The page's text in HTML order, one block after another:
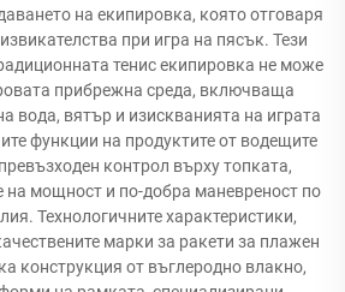
на екипировка, която отговаря
при игра на пясък. Тези
тенис екипировка не може
прибрежна среда, включваща
вода, вятър и изискванията на играта
функции на продуктите от водещите
контрол върху топката,
на мощност и по-добра маневреност по
Технологичните характеристики,
марки за ракети за плажен
конструкция от въглеродно влакно,